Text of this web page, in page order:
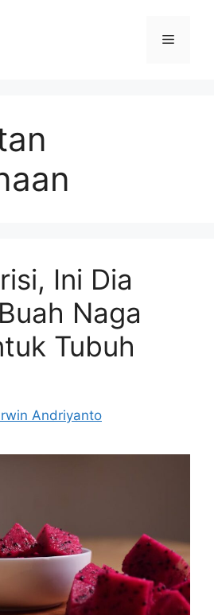
Menu
Ini Dia
Naga
Tubuh
Andriyanto